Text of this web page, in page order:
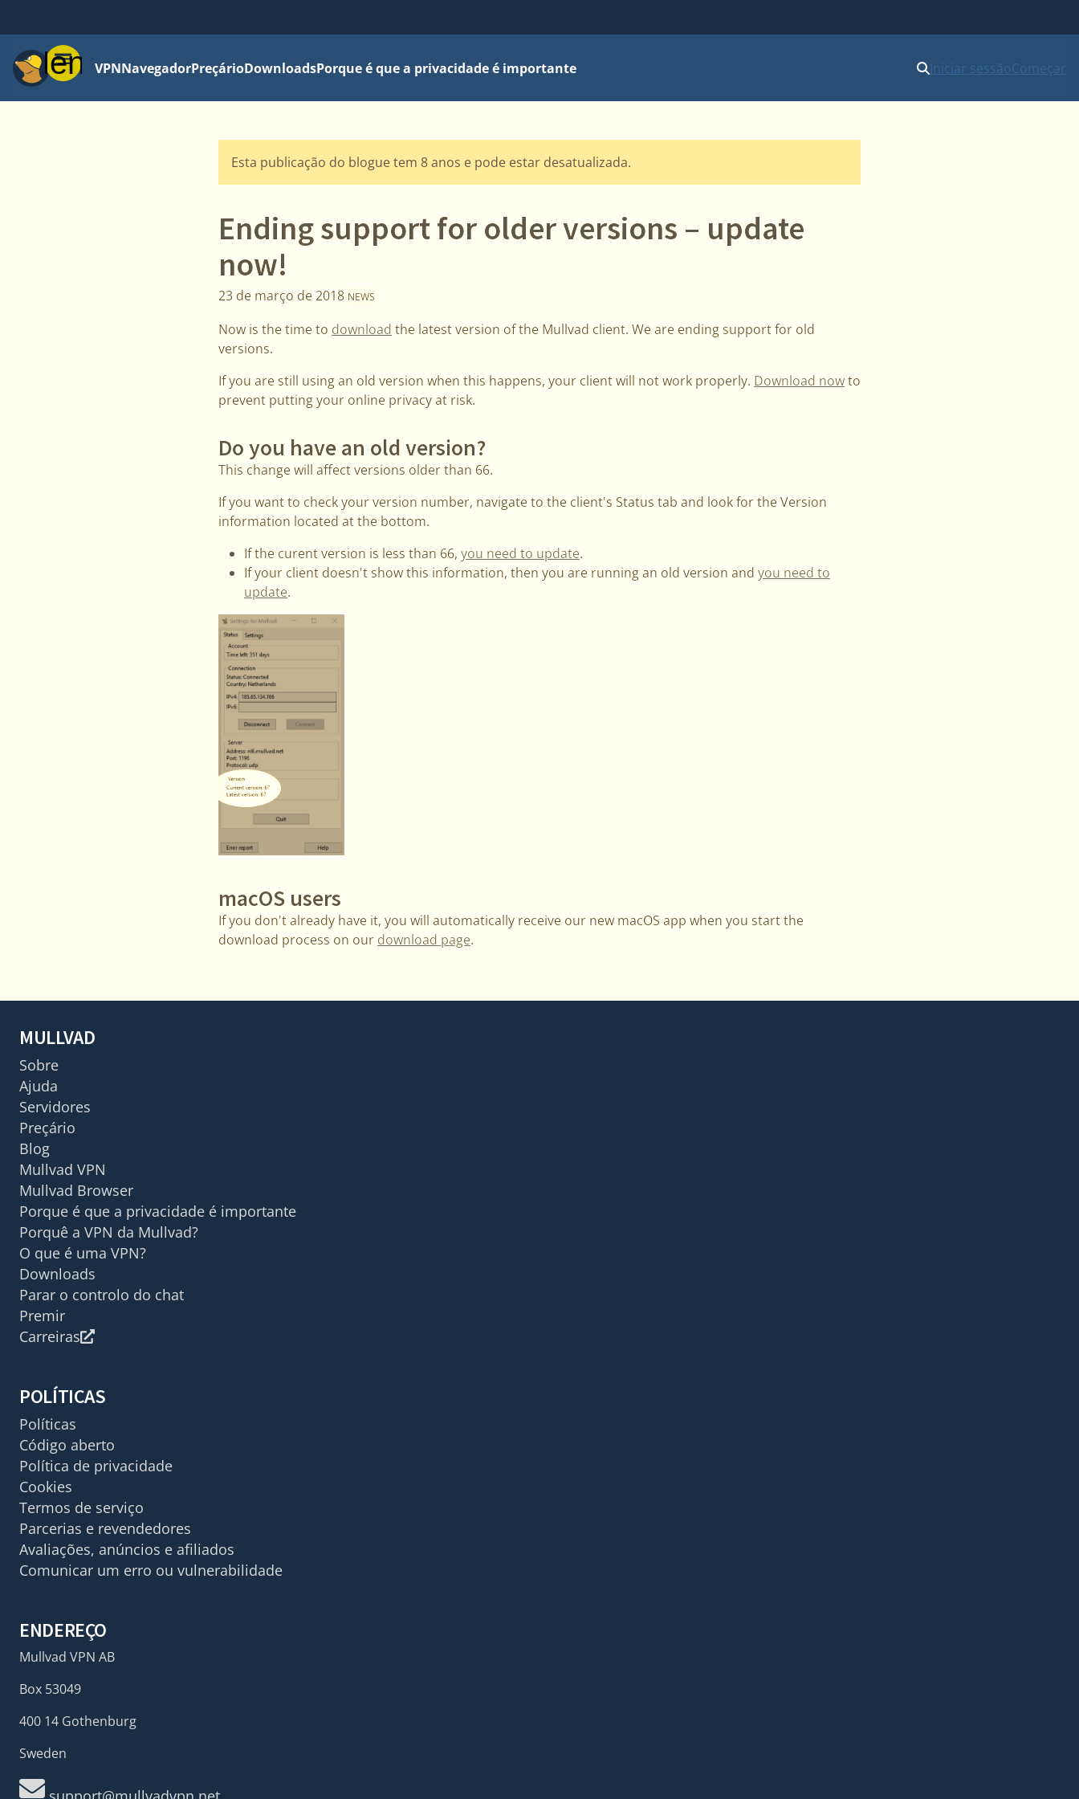
MenuVPNNavegadorPreçárioDownloadsPorque é que a privacidade é importante Iniciar sessãoComeçar
Esta publicação do blogue tem 8 anos e pode estar desatualizada.
Ending support for older versions – update
now!
23 de março de 2018 NEWS
Now is the time to download the latest version of the Mullvad client. We are ending support for old
versions.
If you are still using an old version when this happens, your client will not work properly. Download nowto
prevent putting your online privacy at risk.
Do you have an old version?
This change will affect versions older than 66.
If you want to check your version number, navigate to the client's Status tab and look for the Version
information located at the bottom.
If the curent version is less than 66, you need to update.
If your client doesn't show this information, then you are running an old version and you need to
update.
macOS users
If you don't already have it, you will automatically receive our new macOS app when you start the
download process on our download page.
MULLVAD
Sobre
Ajuda
Servidores
Preçário
Blog
Mullvad VPN
Mullvad Browser
Porque é que a privacidade é importante
Porquê a VPN da Mullvad?
O que é uma VPN?
Downloads
Parar o controlo do chat
Premir
Carreiras
POLÍTICAS
Políticas
Código aberto
Política de privacidade
Cookies
Termos de serviço
Parcerias e revendedores
Avaliações, anúncios e afiliados
Comunicar um erro ou vulnerabilidade
ENDEREÇO
Mullvad VPN AB
Box 53049
400 14 Gothenburg
Sweden